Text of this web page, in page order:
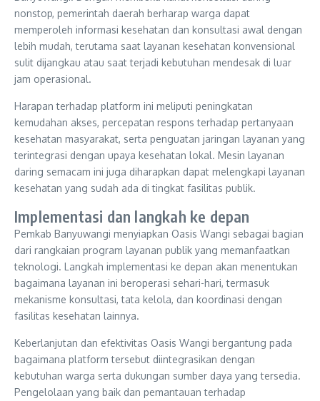
nonstop, pemerintah daerah berharap warga dapat
memperoleh informasi kesehatan dan konsultasi awal dengan
lebih mudah, terutama saat layanan kesehatan konvensional
sulit dijangkau atau saat terjadi kebutuhan mendesak di luar
jam operasional.
Harapan terhadap platform ini meliputi peningkatan
kemudahan akses, percepatan respons terhadap pertanyaan
kesehatan masyarakat, serta penguatan jaringan layanan yang
terintegrasi dengan upaya kesehatan lokal. Mesin layanan
daring semacam ini juga diharapkan dapat melengkapi layanan
kesehatan yang sudah ada di tingkat fasilitas publik.
Implementasi dan langkah ke depan
Pemkab Banyuwangi menyiapkan Oasis Wangi sebagai bagian
dari rangkaian program layanan publik yang memanfaatkan
teknologi. Langkah implementasi ke depan akan menentukan
bagaimana layanan ini beroperasi sehari-hari, termasuk
mekanisme konsultasi, tata kelola, dan koordinasi dengan
fasilitas kesehatan lainnya.
Keberlanjutan dan efektivitas Oasis Wangi bergantung pada
bagaimana platform tersebut diintegrasikan dengan
kebutuhan warga serta dukungan sumber daya yang tersedia.
Pengelolaan yang baik dan pemantauan terhadap